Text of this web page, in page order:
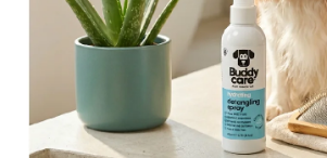
SLUŽBY